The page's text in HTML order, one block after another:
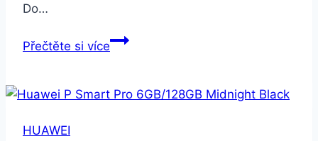
Do…
Přečtěte si víceDoogee
6GB/64GB
HUAWEI